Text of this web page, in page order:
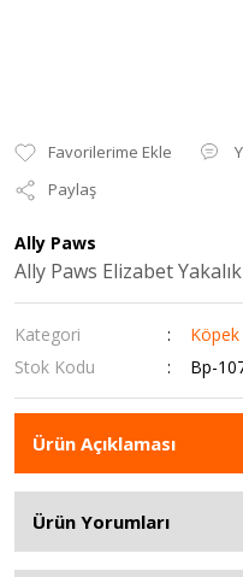
Paylaş
Ally Paws
Ally Paws Elizabet
Kategori
Stok Kodu
Bp-
Ürün Açıklaması
Ürün Yorumları